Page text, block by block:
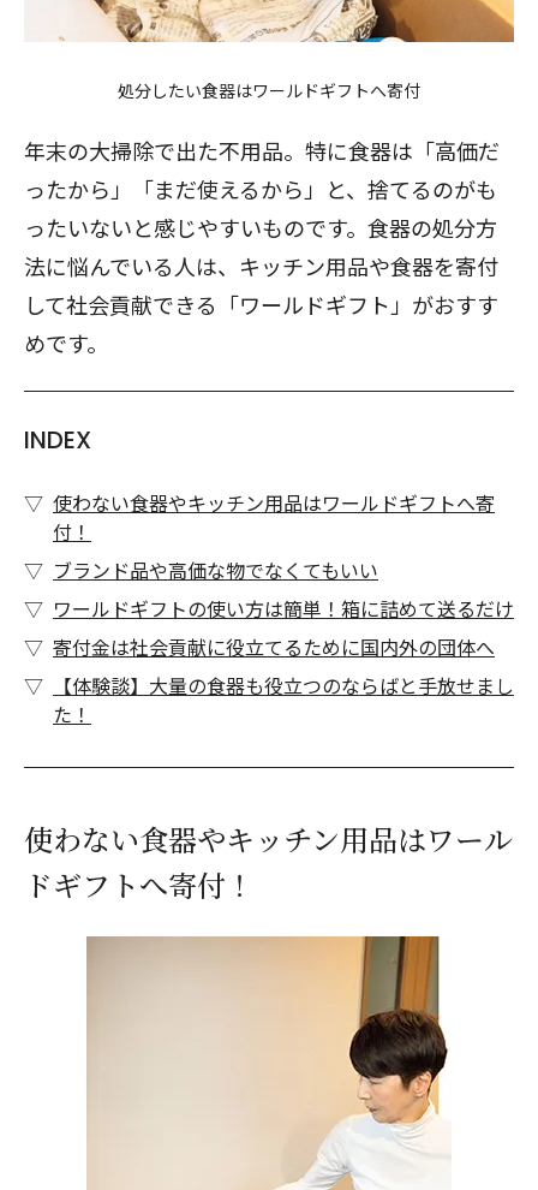
処分したい食器はワールドギフトへ寄付
年末の大掃除で出た不用品。特に食器は「高価だ
ったから」「まだ使えるから」と、捨てるのがも
ったいないと感じやすいものです。食器の処分方
法に悩んでいる人は、キッチン用品や食器を寄付
して社会貢献できる「ワールドギフト」がおすす
めです。
INDEX
使わない食器やキッチン用品はワールドギフトへ寄
付！
ブランド品や高価な物でなくてもいい
ワールドギフトの使い方は簡単！箱に詰めて送るだけ
寄付金は社会貢献に役立てるために国内外の団体へ
【体験談】大量の食器も役立つのならばと手放せまし
た！
使わない食器やキッチン用品はワール
ドギフトへ寄付！